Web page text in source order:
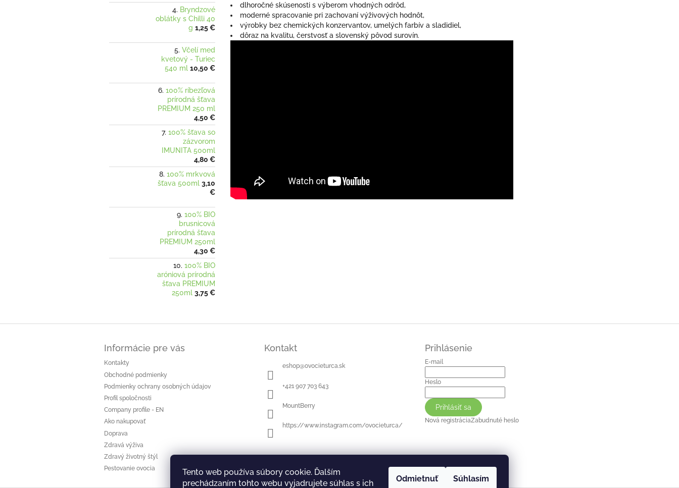
Tento web používa súbory cookie. Ďalším
prechádzaním tohto webu vyjadrujete súhlas s ich
Odmietnuť Súhlasím
Bryndzové
oblátky s Chilli 40
g 1,25 €
Včelí med
kvetový - Turiec
540 ml 10,50 €
100% ríbezľová
prírodná šťava
PREMIUM 250 ml
4,50 €
100% šťava so
zázvorom
IMUNITA 500ml
4,80 €
100% mrkvová
šťava 500ml 3,10
€
100% BIO
brusnicová
prírodná šťava
PREMIUM 250ml
4,30 €
100% BIO
aróniová prírodná
šťava PREMIUM
250ml 3,75 €
dlhoročné skúsenosti s výberom vhodných odrôd,
moderné spracovanie pri zachovaní výživových hodnôt,
výrobky bez chemických konzervantov, umelých farbív a sladidiel,
dôraz na kvalitu, čerstvosť a slovenský pôvod surovín.
Informácie pre vás
Kontakty
Obchodné podmienky
Podmienky ochrany osobných údajov
Profil spoločnosti
Company profile - EN
Ako nakupovať
Doprava
Zdravá výživa
Zdravý životný štýl
Pestovanie ovocia
Kontakt
eshop@ovocieturca.sk
+421 907 703 643
MountBerry
https://www.instagram.com/ovocieturca/
Prihlásenie
E-mail
Heslo
Prihlásiť sa
Nová registráciaZabudnuté heslo